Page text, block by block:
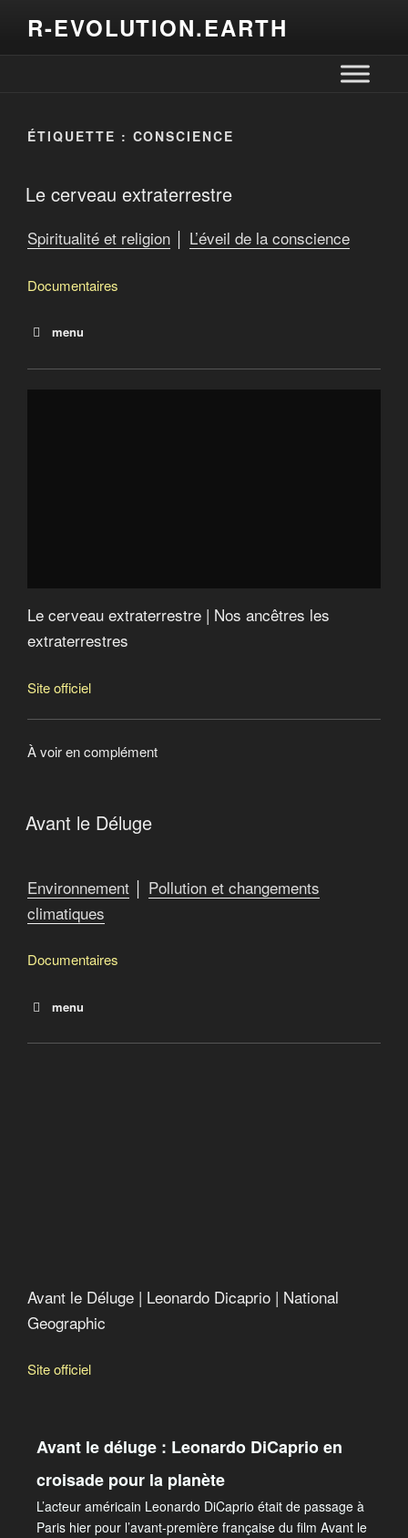
R-EVOLUTION.EARTH
ÉTIQUETTE : CONSCIENCE
Le cerveau extraterrestre
Spiritualité et religion │ L’éveil de la conscience
Documentaires
menu
Le cerveau extraterrestre | Nos ancêtres les
extraterrestres
Site officiel
À voir en complément
Avant le Déluge
Environnement │ Pollution et changements
climatiques
Documentaires
menu
Avant le Déluge | Leonardo Dicaprio | National
Geographic
Site officiel
Avant le déluge : Leonardo DiCaprio en
croisade pour la planète
L’acteur américain Leonardo DiCaprio était de passage à
Paris hier pour l’avant-première française du film Avant le